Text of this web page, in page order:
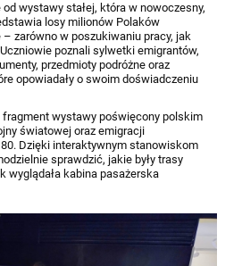
wystawy stałej, która w nowoczesny,
losy milionów Polaków
zarówno w poszukiwaniu pracy, jak
poznali sylwetki emigrantów,
przedmioty podróżne oraz
opowiadały o swoim doświadczeniu
fragment wystawy poświęcony polskim
światowej oraz emigracji
Dzięki interaktywnym stanowiskom
sprawdzić, jakie były trasy
wyglądała kabina pasażerska